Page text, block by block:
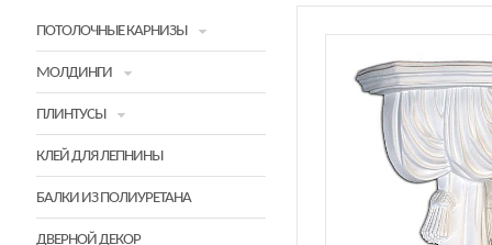
ПОТОЛОЧНЫЕ КАРНИЗЫ
МОЛДИНГИ
ПЛИНТУСЫ
КЛЕЙ ДЛЯ ЛЕПНИНЫ
БАЛКИ ИЗ ПОЛИУРЕТАНА
ДВЕРНОЙ ДЕКОР